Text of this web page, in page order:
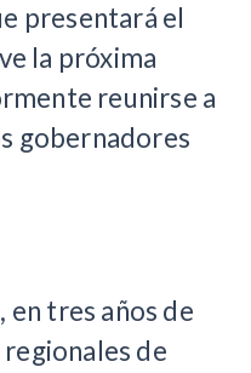
presentará el
la próxima
reunirse a
gobernadores
en tres años de
de